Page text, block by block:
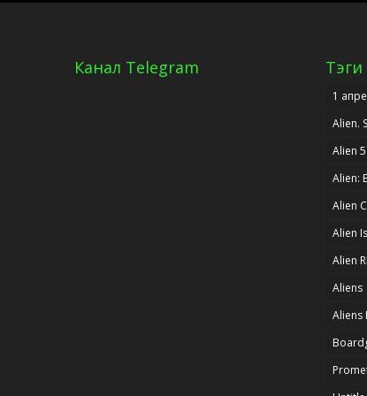
Канал Telegram Тэги
1
Alien.
Alien 5
Alien:
Alien
Alien
Alien
Aliens
Aliens